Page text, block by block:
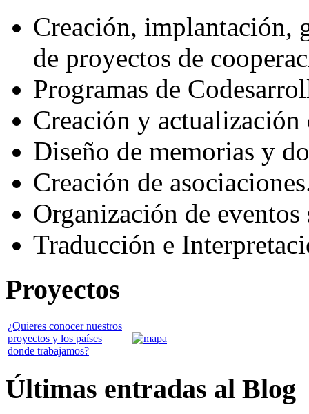
Creación, implantación,
de proyectos de
Programas de
Creación y actualización
Diseño de memorias y
Creación de
Organización de
Traducción e
Proyectos
¿Quieres conocer nuestros
proyectos y los países
donde trabajamos?
Últimas entradas al Blog